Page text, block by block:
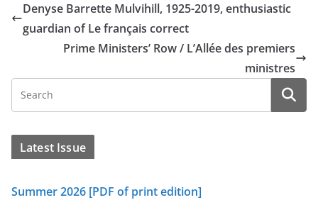
Denyse Barrette Mulvihill, 1925-2019, enthusiastic
guardian of Le français correct
Prime Ministers’ Row / L’Allée des premiers
ministres
Latest Issue
Summer 2026 [PDF of print edition]